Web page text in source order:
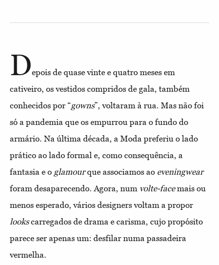
Depois de quase vinte e quatro meses em
cativeiro, os vestidos compridos de gala, também
conhecidos por “gowns”, voltaram à rua. Mas não foi
só a pandemia que os empurrou para o fundo do
armário. Na última década, a Moda preferiu o lado
prático ao lado formal e, como consequência, a
fantasia e o glamourque associamos ao eveningwear
foram desaparecendo. Agora, num volte-facemais ou
menos esperado, vários designers voltam a propor
lookscarregados de drama e carisma, cujo propósito
parece ser apenas um: desfilar numa passadeira
vermelha.